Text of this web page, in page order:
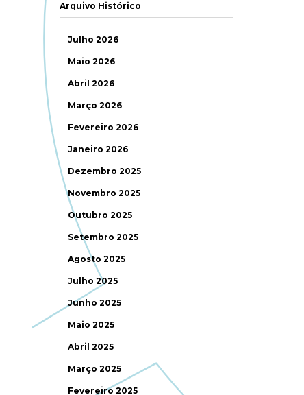
Arquivo Histórico
Julho 2026
Maio 2026
Abril 2026
Março 2026
Fevereiro 2026
Janeiro 2026
Dezembro 2025
Novembro 2025
Outubro 2025
Setembro 2025
Agosto 2025
Julho 2025
Junho 2025
Maio 2025
Abril 2025
Março 2025
Fevereiro 2025